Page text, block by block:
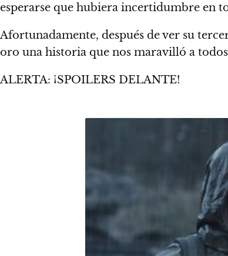
esperarse que hubiera incertidumbre en
Afortunadamente, después de ver su
oro una historia que nos maravilló a
ALERTA: ¡SPOILERS DELANTE!